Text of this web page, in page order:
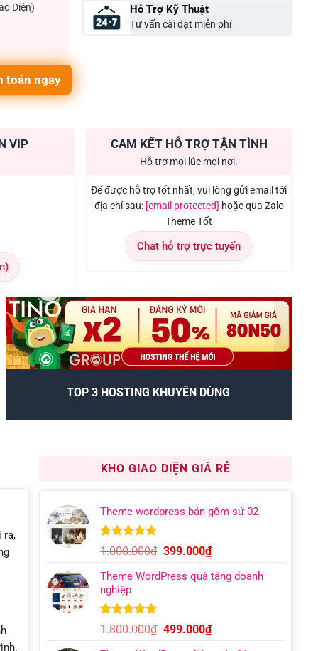
Diện)
toán ngay
Hỗ Trợ Kỹ Thuật
Tư vấn cài đặt miễn phí
VIP CAM KẾT HỖ TRỢ TẬN TÌNH
Hỗ trợ mọi lúc mọi nơi.
Để được hỗ trợ tốt nhất, vui lòng gửi email tới
địa chỉ sau: [email protected] hoặc qua Zalo
Theme Tốt
Chat hỗ trợ trực tuyến
TOP 3 HOSTING KHUYÊN DÙNG
ra,
KHO GIAO DIỆN GIÁ RẺ
Theme wordpress bán gốm sứ 02
5.00trên 5
dựa trên
8
đánh giá
1.000.000₫ Giá
là:
399.000₫Giá
tại
Theme WordPress quà tặng doanh
nghiệp
5.00trên 5
dựa trên
5
đánh giá
1.800.000₫ Giá
499.000₫Giá